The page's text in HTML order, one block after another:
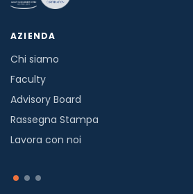
AZIENDA
Chi siamo
Faculty
Advisory Board
Rassegna Stampa
Lavora con noi